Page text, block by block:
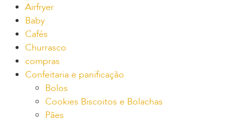
Airfryer
Baby
Cafés
Churrasco
compras
Confeitaria e panificação
Bolos
Cookies Biscoitos e Bolachas
Pães